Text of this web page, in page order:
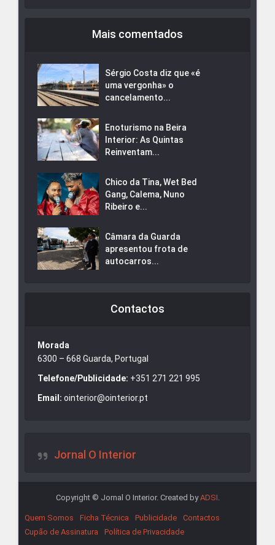
Mais comentados
Sérgio Costa diz que «é
uma vergonha» o
cancelamento...
Enoturismo na Beira
Interior: As Quintas
Reinventam...
Chico da Tina, Wet Bed
Gang, Calema, Nuno
Ribeiro e...
Câmara da Guarda
apresentou frota de
autocarros...
Contactos
Morada
6300 – 668 Guarda, Portugal
Telefone/Publicidade: +351 271 221 995
Email: ointerior@ointerior.pt
Jornal O Interior
Copyright © Jornal O Interior. Created byADSI
Quem Somos Ficha Técnica Publicidade
Contactos
Cupão de Assinatura
Política de Privacidade